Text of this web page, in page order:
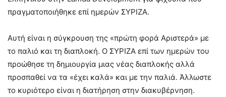
πραγματοποιήθηκε επί ημερών ΣΥΡΙΖΑ.
Αυτή είναι η σύγκρουση της «πρώτη φορά Aριστερά» με
το παλιό και τη διαπλοκή. Ο ΣΥΡΙΖΑ επί των ημερών του
προώθησε τη δημιουργία μιας νέας διαπλοκής αλλά
προσπαθεί να τα «έχει καλά» και με την παλιά. Άλλωστε
το κυριότερο είναι η διατήρηση στην διακυβέρνηση.